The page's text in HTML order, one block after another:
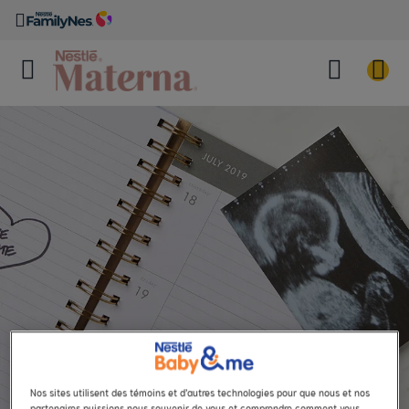
Nos sites utilisent des témoins et d’autres technologies pour que nous et nos